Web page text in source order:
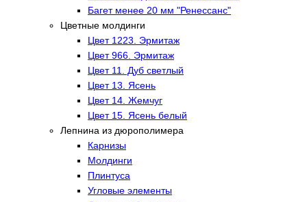
Багет менее 20 мм "Ренессанс"
Цветные молдинги
Цвет 1223. Эрмитаж
Цвет 966. Эрмитаж
Цвет 11. Дуб светлый
Цвет 13. Ясень
Цвет 14. Жемчуг
Цвет 15. Ясень белый
Лепнина из дюрополимера
Карнизы
Молдинги
Плинтуса
Угловые элементы